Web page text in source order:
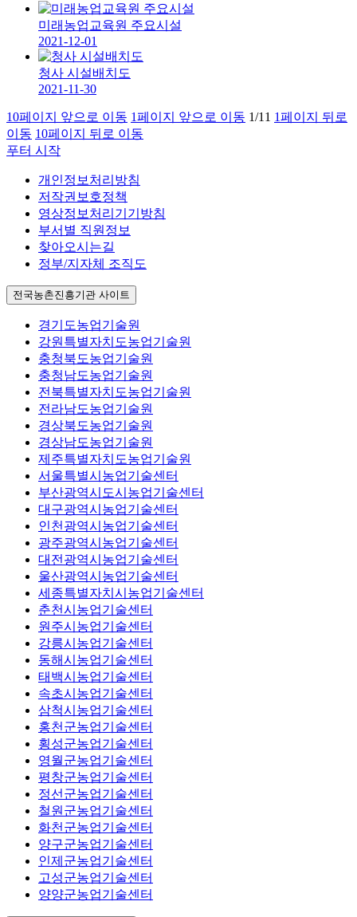
미래농업교육원 주요시설
2021-12-01
청사 시설배치도
2021-11-30
10페이지 앞으로 이동 1페이지 앞으로 이동 1/1 1 1페이지 뒤로
이동 10페이지 뒤로 이동
푸터 시작
개인정보처리방침
저작권보호정책
영상정보처리기기방침
부서별 직원정보
찾아오시는길
정부/지자체 조직도
전국농촌진흥기관 사이트
경기도농업기술원
강원특별자치도농업기술원
충청북도농업기술원
충청남도농업기술원
전북특별자치도농업기술원
전라남도농업기술원
경상북도농업기술원
경상남도농업기술원
제주특별자치도농업기술원
서울특별시농업기술센터
부산광역시도시농업기술센터
대구광역시농업기술센터
인천광역시농업기술센터
광주광역시농업기술센터
대전광역시농업기술센터
울산광역시농업기술센터
세종특별자치시농업기술센터
춘천시농업기술센터
원주시농업기술센터
강릉시농업기술센터
동해시농업기술센터
태백시농업기술센터
속초시농업기술센터
삼척시농업기술센터
홍천군농업기술센터
횡성군농업기술센터
영월군농업기술센터
평창군농업기술센터
정선군농업기술센터
철원군농업기술센터
화천군농업기술센터
양구군농업기술센터
인제군농업기술센터
고성군농업기술센터
양양군농업기술센터